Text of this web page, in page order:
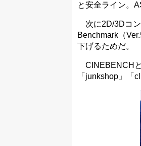
と安全ライン。
次に2D/3Dコン
Benchmark（
下げるためだ。
CINEBENCHと
「junkshop」「